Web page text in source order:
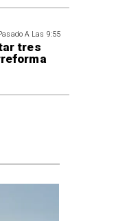
A Las 9:55
tres